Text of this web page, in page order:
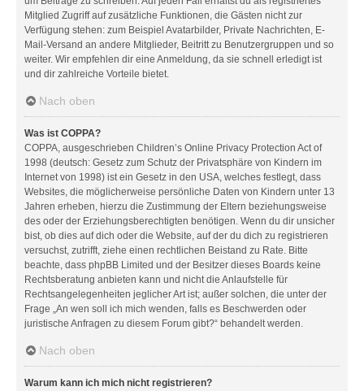
Mitglied Zugriff auf zusätzliche Funktionen, die Gästen nicht zur
Verfügung stehen: zum Beispiel Avatarbilder, Private Nachrichten, E-
Mail-Versand an andere Mitglieder, Beitritt zu Benutzergruppen und so
weiter. Wir empfehlen dir eine Anmeldung, da sie schnell erledigt ist
und dir zahlreiche Vorteile bietet.
Nach oben
Was ist COPPA?
COPPA, ausgeschrieben Children’s Online Privacy Protection Act of
1998 (deutsch: Gesetz zum Schutz der Privatsphäre von Kindern im
Internet von 1998) ist ein Gesetz in den USA, welches festlegt, dass
Websites, die möglicherweise persönliche Daten von Kindern unter 13
Jahren erheben, hierzu die Zustimmung der Eltern beziehungsweise
des oder der Erziehungsberechtigten benötigen. Wenn du dir unsicher
bist, ob dies auf dich oder die Website, auf der du dich zu registrieren
versuchst, zutrifft, ziehe einen rechtlichen Beistand zu Rate. Bitte
beachte, dass phpBB Limited und der Besitzer dieses Boards keine
Rechtsberatung anbieten kann und nicht die Anlaufstelle für
Rechtsangelegenheiten jeglicher Art ist; außer solchen, die unter der
Frage „An wen soll ich mich wenden, falls es Beschwerden oder
juristische Anfragen zu diesem Forum gibt?“ behandelt werden.
Nach oben
Warum kann ich mich nicht registrieren?